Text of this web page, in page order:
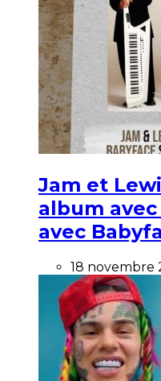
Jam et
album
avec
18 novembre